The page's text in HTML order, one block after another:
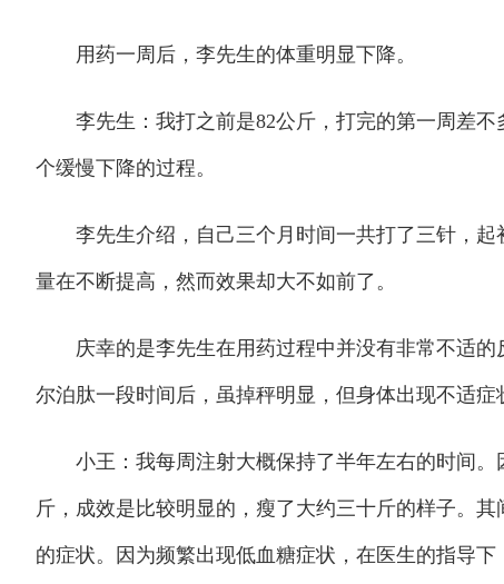
用药一周后，李先生的体重明显下降。
李先生：我打之前是82公斤，打完的第一周差不
个缓慢下降的过程。
李先生介绍，自己三个月时间一共打了三针，起
量在不断提高，然而效果却大不如前了。
庆幸的是李先生在用药过程中并没有非常不适的
尔泊肽一段时间后，虽掉秤明显，但身体出现不适症
小王：我每周注射大概保持了半年左右的时间。
斤，成效是比较明显的，瘦了大约三十斤的样子。
的症状。因为频繁出现低血糖症状，在医生的指导